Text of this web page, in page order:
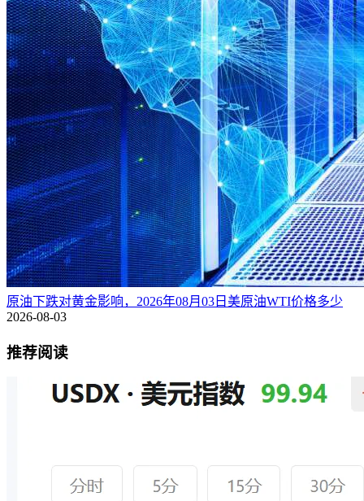
原油下跌对黄金影响，2026年08月03日美原油WTI价格多少
2026-08-03
推荐阅读